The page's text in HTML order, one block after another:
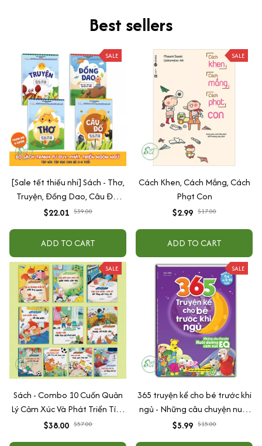
Best sellers
SALE
[Sale tết thiếu nhi] Sách - Thơ,
Truyện, Đồng Dao, Câu Đố,
Tập Nói Tập Đọc Cho Bé 0-6
$22.01 $39.00
ADD TO CART
SALE
Cách Khen, Cách Mắng, Cách
Phạt Con
$2.99 $17.00
ADD TO CART
SALE
Sách - Combo 10 Cuốn Quản
Lý Cảm Xúc Và Phát Triển Tính
Cách Cho Bé Từ 2 - 6 Tuổi
$38.00 $57.00
SALE
365 truyện kể cho bé trước khi
ngủ - Những câu chuyện nuôi
dưỡng cảm xúc EQ (2-12 tuổi)
$5.99 $15.00